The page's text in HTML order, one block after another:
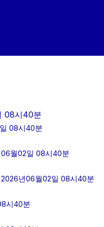
08시40분
08시40분
월02일 08시40분
년06월02일 08시40분
시40분